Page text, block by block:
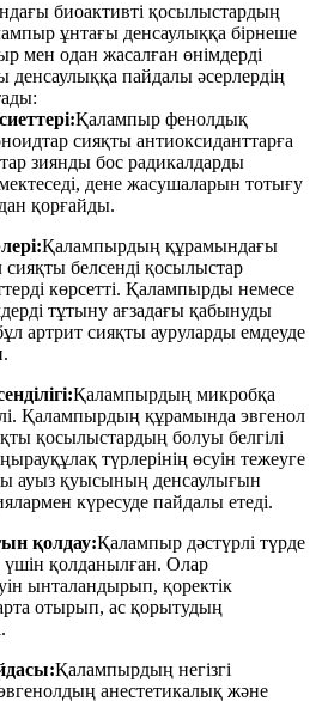
биоактивті қосылыстардың
ұнтағы денсаулыққа бірнеше
мен одан жасалған өнімдерді
пайдалы әсерлердің
Қалампыр фенолдық
сияқты антиоксиданттарға
зиянды бос радикалдарды
дене жасушаларын тотығу
қорғайды.
Қалампырдың құрамындағы
белсенді қосылыстар
көрсетті. Қалампырды немесе
тұтыну ағзадағы қабынуды
артрит сияқты ауруларды емдеуде
Қалампырдың микробқа
Қалампырдың құрамында эвгенол
қосылыстардың болуы белгілі
түрлерінің өсуін тежеуге
ауыз қуысының денсаулығын
күресуде пайдалы етеді.
қолдау:Қалампыр дәстүрлі түрде
үшін қолданылған. Олар
ынталандырып, қоректік
отырып, ас қорытудың
Қалампырдың негізгі
анестетикалық және